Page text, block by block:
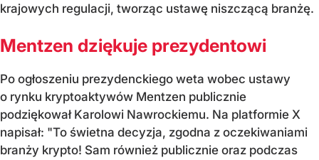
krajowych regulacji, tworząc ustawę niszczącą branżę.
Mentzen dziękuje prezydentowi
Po ogłoszeniu prezydenckiego weta wobec ustawy
o rynku kryptoaktywów Mentzen publicznie
podziękował Karolowi Nawrockiemu. Na platformie X
napisał: "To świetna decyzja, zgodna z oczekiwaniami
branży krypto! Sam również publicznie oraz podczas